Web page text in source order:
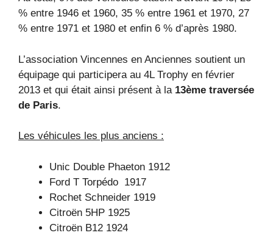
% entre 1946 et 1960, 35 % entre 1961 et 1970, 27
% entre 1971 et 1980 et enfin 6 % d’après 1980.
L’association Vincennes en Anciennes soutient un
équipage qui participera au 4L Trophy en février
2013 et qui était ainsi présent à la 13ème traversée
de Paris.
Les véhicules les plus anciens :
Unic Double Phaeton 1912
Ford T Torpédo 1917
Rochet Schneider 1919
Citroën 5HP 1925
Citroën B12 1924